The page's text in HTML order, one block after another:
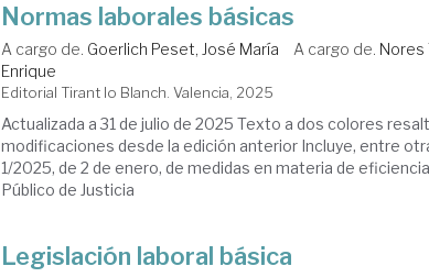
Normas laborales básicas
A cargo de. Goerlich Peset, José María A cargo de. Nores
Enrique
Editorial Tirant lo Blanch. Valencia, 2025
Actualizada a 31 de julio de 2025 Texto a dos colores
modificaciones desde la edición anterior Incluye, entre
1/2025, de 2 de enero, de medidas en materia de
Público de Justicia
Legislación laboral básica